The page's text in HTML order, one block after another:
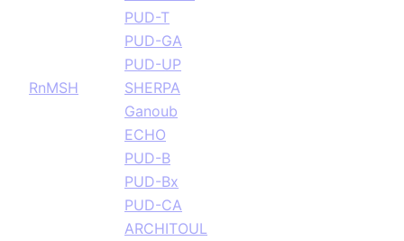
RnMSH
PUD-T
PUD-GA
PUD-UP
SHERPA
Ganoub
ECHO
PUD-B
PUD-Bx
PUD-CA
ARCHITOUL